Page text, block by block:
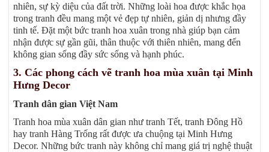
nhiên, sự kỳ diệu của đất trời. Những loài hoa được khắc họa
trong tranh đều mang một vẻ đẹp tự nhiên, giản dị nhưng đầy
tinh tế. Đặt một bức tranh hoa xuân trong nhà giúp bạn cảm
nhận được sự gần gũi, thân thuộc với thiên nhiên, mang đến
không gian sống đầy sức sống và hạnh phúc.
3. Các phong cách vẽ tranh hoa mùa xuân tại Minh
Hưng Decor
Tranh dân gian Việt Nam
Tranh hoa mùa xuân dân gian như tranh Tết, tranh Đông Hồ
hay tranh Hàng Trống rất được ưa chuộng tại Minh Hưng
Decor. Những bức tranh này không chỉ mang giá trị nghệ thuật